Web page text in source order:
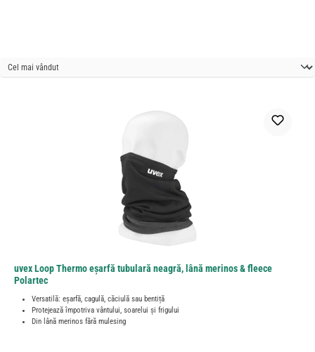
uvex Loop Thermo eșarfă tubulară neagră, lână merinos & fleece
Polartec
Versatilă: eșarfă, cagulă, căciulă sau bentiță
Protejează împotriva vântului, soarelui și frigului
Din lână merinos fără mulesing